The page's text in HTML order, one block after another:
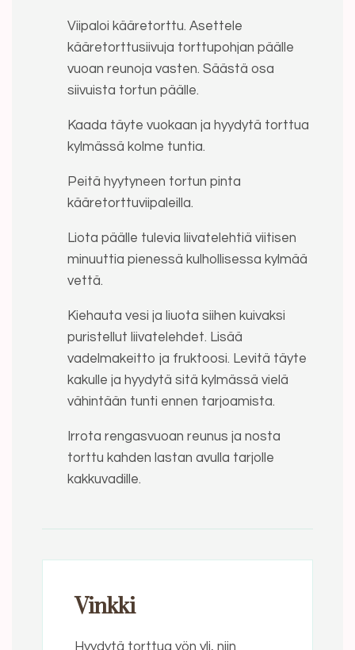
Viipaloi kääretorttu. Asettele
kääretorttusiivuja torttupohjan päälle
vuoan reunoja vasten. Säästä osa
siivuista tortun päälle.
Kaada täyte vuokaan ja hyydytä torttua
kylmässä kolme tuntia.
Peitä hyytyneen tortun pinta
kääretorttuviipaleilla.
Liota päälle tulevia liivatelehtiä viitisen
minuuttia pienessä kulhollisessa kylmää
vettä.
Kiehauta vesi ja liuota siihen kuivaksi
puristellut liivatelehdet. Lisää
vadelmakeitto ja fruktoosi. Levitä täyte
kakulle ja hyydytä sitä kylmässä vielä
vähintään tunti ennen tarjoamista.
Irrota rengasvuoan reunus ja nosta
torttu kahden lastan avulla tarjolle
kakkuvadille.
Vinkki
Hyydytä torttua yön yli, niin